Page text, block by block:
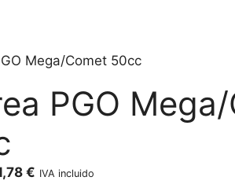
Mega/Comet 50cc
PGO
€ El
IVA incluido